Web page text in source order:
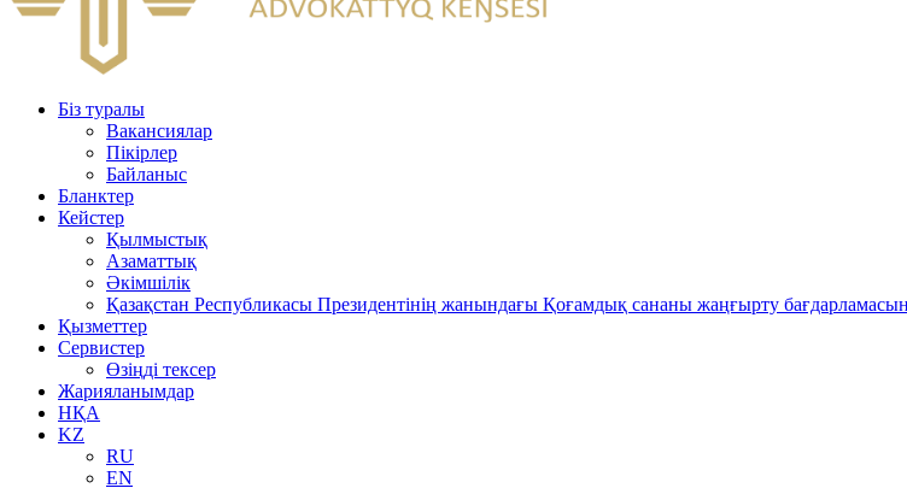
Біз туралы
Вакансиялар
Пікірлер
Байланыс
Бланктер
Кейстер
Қылмыстық
Азаматтық
Әкімшілік
Қазақстан Республикасы Президентінің жанындағы Қоғамдық сананы жаңғырту
Қызметтер
Сервистер
Өзіңді тексер
Жарияланымдар
НҚА
KZ
RU
EN